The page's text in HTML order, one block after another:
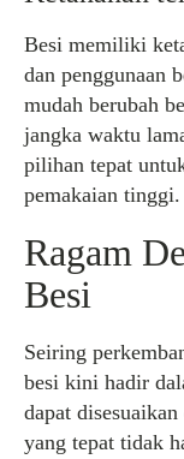
Besi memiliki
dan penggunaan
mudah berubah
jangka waktu
pilihan tepat
pemakaian tinggi.
Ragam
Besi
Seiring
besi kini hadir
dapat
yang tepat tidak